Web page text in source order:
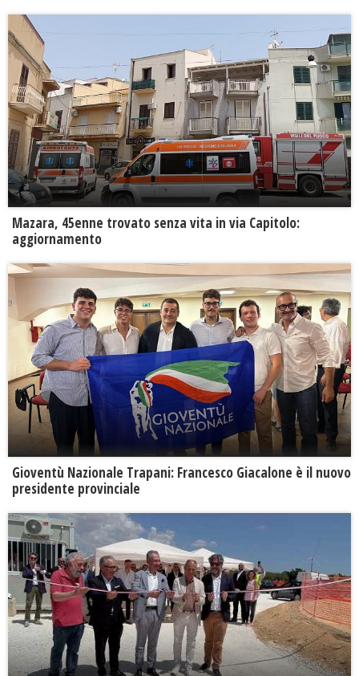
Mazara, 45enne trovato senza vita in via Capitolo:
aggiornamento
Gioventù Nazionale Trapani: Francesco Giacalone è il nuovo
presidente provinciale